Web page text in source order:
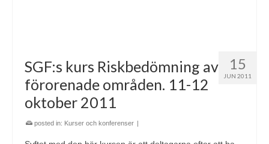
15
JUN 2011
SGF:s kurs Riskbedömning av
förorenade områden. 11-12
oktober 2011
posted in: Kurser och konferenser |